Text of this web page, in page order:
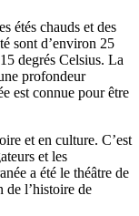
étés chauds et des
sont d’environ 25
degrés Celsius. La
profondeur
est connue pour être
et en culture. C’est
et les
a été le théâtre de
de l’histoire de